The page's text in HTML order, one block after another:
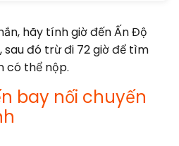
hãy tính giờ đến Ấn Độ
sau đó trừ đi 72 giờ để tìm
có thể nộp.
bay nối chuyến